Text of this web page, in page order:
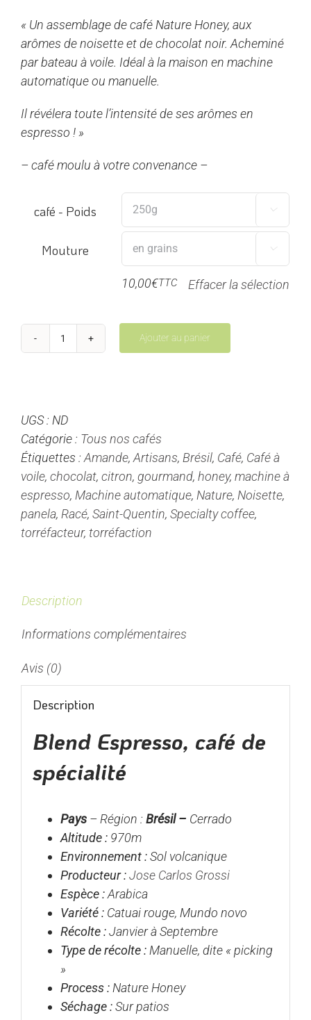
« Un assemblage de café Nature Honey, aux
arômes de noisette et de chocolat noir. Acheminé
par bateau à voile. Idéal à la maison en machine
automatique ou manuelle.
Il révélera toute l’intensité de ses arômes en
espresso ! »
– café moulu à votre convenance –
café - Poids 
Mouture 
10,00€TTC Effacer la sélection
quantité
-
Nature
Honey
-
Brésil
-
Café
Ajouter au panier
UGS : ND
Catégorie : Tous nos cafés
Étiquettes : Amande, Artisans, Brésil, Café, Café à
voile, chocolat, citron, gourmand, honey, machine à
espresso, Machine automatique, Nature, Noisette,
panela, Racé, Saint-Quentin, Specialty coffee,
torréfacteur, torréfaction
Description
Informations complémentaires
Avis (0)
Description
Blend Espresso, café de
spécialité
Pays– Région : Brésil – Cerrado
Altitude :970m
Environnement :Sol volcanique
Producteur : Jose Carlos Grossi
Espèce : Arabica
Variété : Catuai rouge, Mundo novo
Récolte :Janvier à Septembre
Type de récolte :Manuelle, dite « picking
»
Process :Nature Honey
Séchage :Sur patios